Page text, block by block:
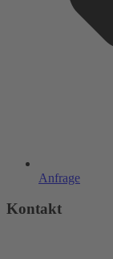
Anfrage
Kontakt